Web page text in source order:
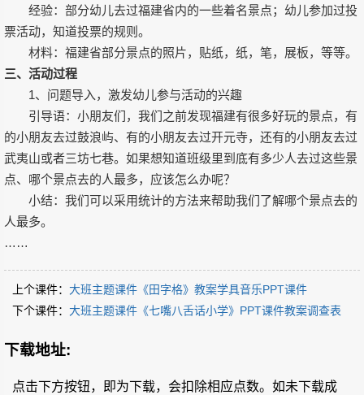
经验：部分幼儿去过福建省内的一些着名景点；幼儿参加过投
票活动，知道投票的规则。
材料：福建省部分景点的照片，贴纸，纸，笔，展板，等等。
三、活动过程
1、问题导入，激发幼儿参与活动的兴趣
引导语：小朋友们，我们之前发现福建有很多好玩的景点，有
的小朋友去过鼓浪屿、有的小朋友去过开元寺，还有的小朋友去过
武夷山或者三坊七巷。如果想知道班级里到底有多少人去过这些景
点、哪个景点去的人最多，应该怎么办呢？
小结：我们可以采用统计的方法来帮助我们了解哪个景点去的
人最多。
……
上个课件： 大班主题课件《田字格》教案学具音乐PPT课件
下个课件： 大班主题课件《七嘴八舌话小学》PPT课件教案调查表
下载地址:
点击下方按钮，即为下载，会扣除相应点数。如未下载成